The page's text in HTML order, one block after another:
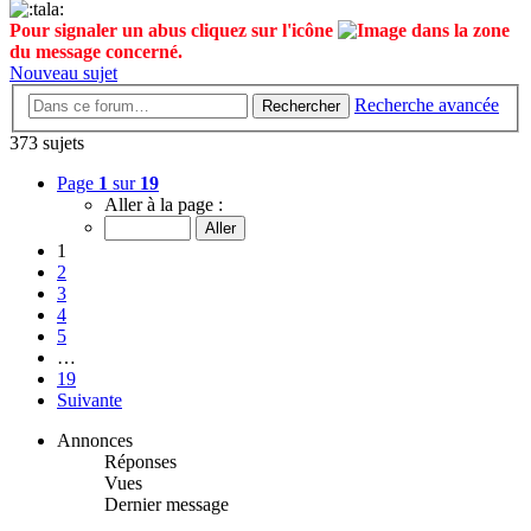
Pour signaler un abus cliquez sur l'icône
dans la zone
du message concerné.
Nouveau sujet
Rechercher
Recherche avancée
373 sujets
Page 1 sur 19
Aller à la page :
1
2
3
4
5
…
19
Suivante
Annonces
Réponses
Vues
Dernier message